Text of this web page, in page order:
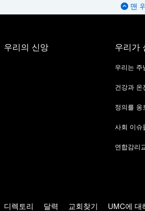
맨
우리의 신앙 우리가
우리는 주
건강과 온
정의를 옹
사회 이슈
연합감리
디렉토리 달력 교회찾기 UMC에 대